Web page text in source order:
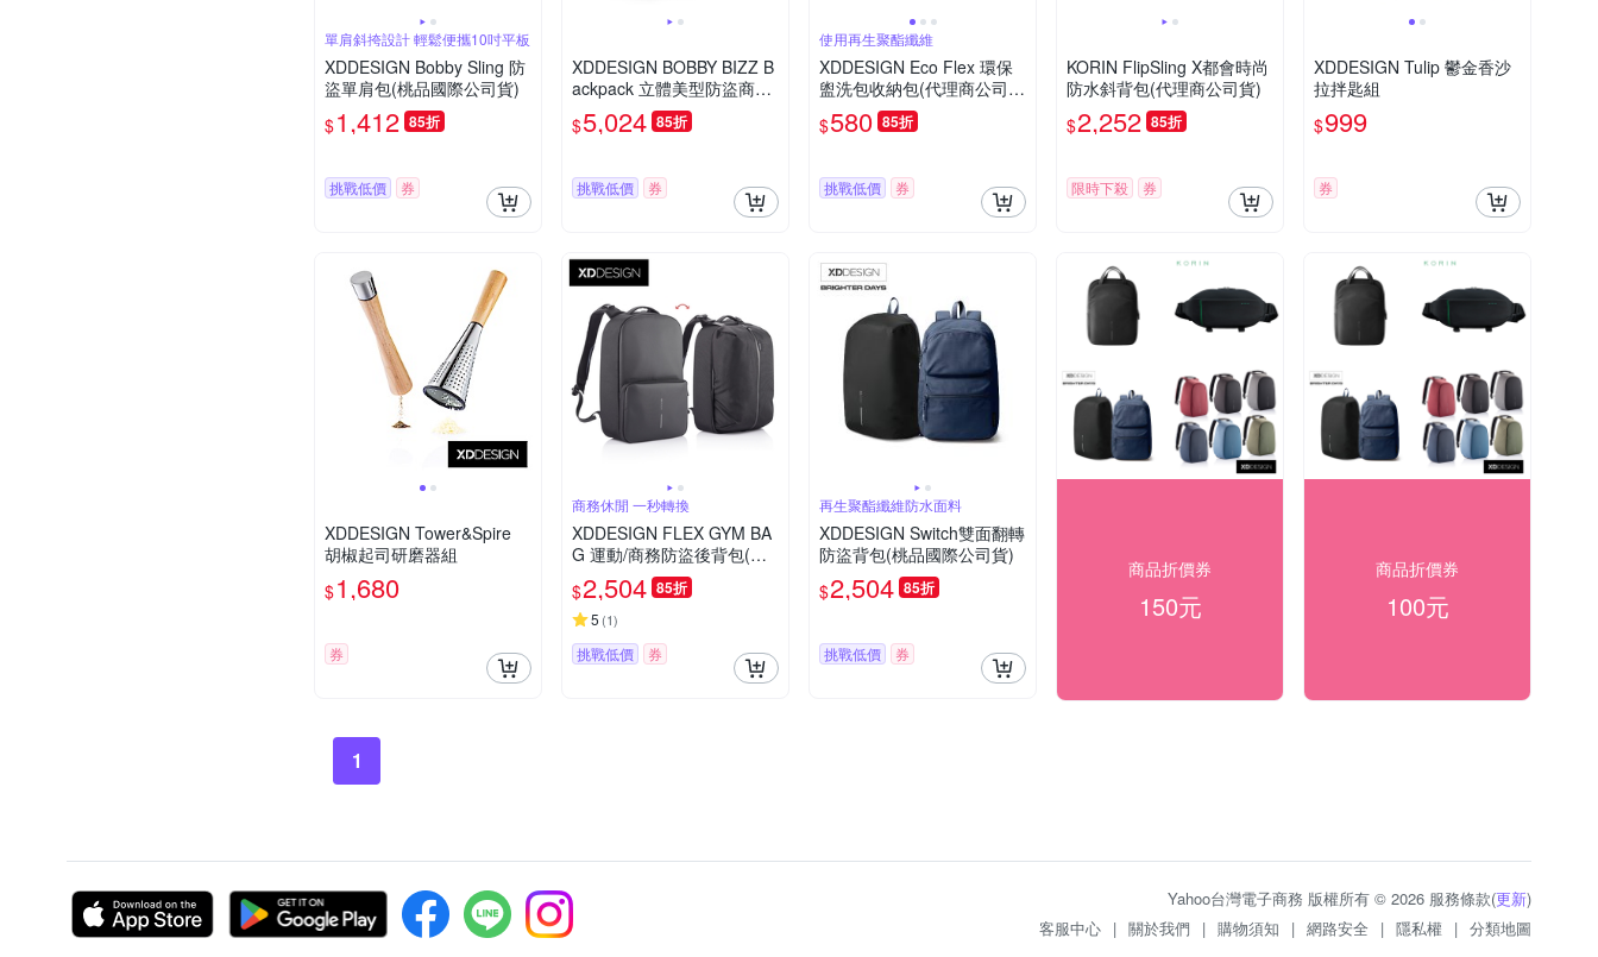
單肩斜挎設計 輕鬆便攜10吋平板
XDDESIGN Bobby Sling 防
盜單肩包(桃品國際公司貨)
$1,412 85折
挑戰低價 券
XDDESIGN BOBBY BIZZ B
ackpack 立體美型防盜商務
旅行後背包(桃品國際公司
貨)
$5,024 85折
挑戰低價 券
使用再生聚酯纖維
XDDESIGN Eco Flex 環保
盥洗包收納包(代理商公司
貨)
$580 85折
挑戰低價 券
KORIN FlipSling X都會時尚
防水斜背包(代理商公司貨)
$2,252 85折
限時下殺 券
XDDESIGN Tulip 鬱金香沙
拉拌匙組
$999
券
XDDESIGN Tower&Spire
胡椒起司研磨器組
$1,680
券
商務休閒 一秒轉換
XDDESIGN FLEX GYM BA
G 運動/商務防盜後背包(桃
品國際公司貨)
$2,504 85折
5 (1)
挑戰低價 券
再生聚酯纖維防水面料
XDDESIGN Switch雙面翻轉
防盜背包(桃品國際公司貨)
$2,504 85折
挑戰低價 券
商品折價券
150元
商品折價券
100元
1
Yahoo台灣電子商務 版權所有 © 2026 服務條款(更新)
客服中心 | 關於我們 | 購物須知 | 網路安全 | 隱私權 | 分類地圖